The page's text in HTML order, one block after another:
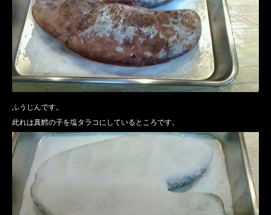
ふうじんです。
此れは真鱈の子を塩タラコにしているところです。